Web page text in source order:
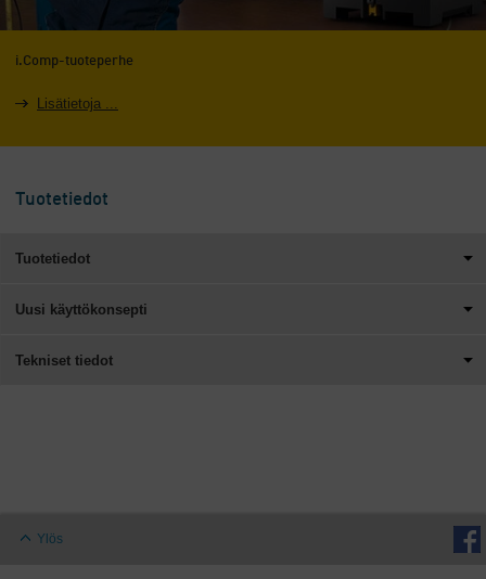
i.Comp-tuoteperhe
Lisätietoja ...
Tuotetiedot
Tuotetiedot
Uusi käyttökonsepti
Tekniset tiedot
Ylös